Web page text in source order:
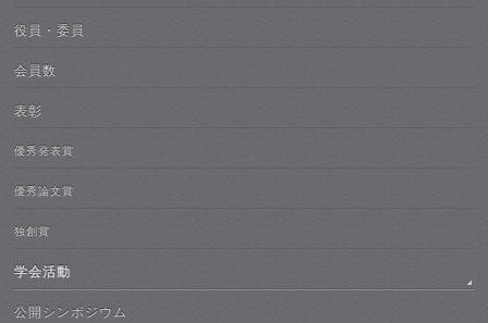
役員・委員
会員数
表彰
優秀発表賞
優秀論文賞
独創賞
学会活動
公開シンポジウム